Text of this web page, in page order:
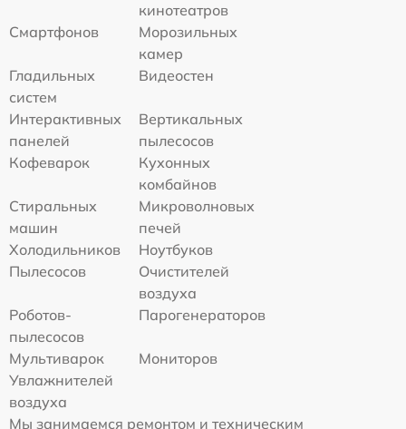
кинотеатров
Смартфонов
Морозильных
камер
Гладильных
систем
Видеостен
Интерактивных
панелей
Вертикальных
пылесосов
Кофеварок
Кухонных
комбайнов
Стиральных
машин
Микроволновых
печей
Холодильников
Ноутбуков
Пылесосов
Очистителей
воздуха
Роботов-
пылесосов
Парогенераторов
Мультиварок
Мониторов
Увлажнителей
воздуха
Мы занимаемся ремонтом и техническим